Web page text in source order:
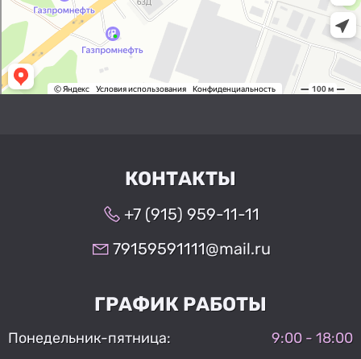
КОНТАКТЫ
+7 (915) 959-11-11
79159591111@mail.ru
ГРАФИК РАБОТЫ
Понедельник-пятница:
9:00 - 18:00